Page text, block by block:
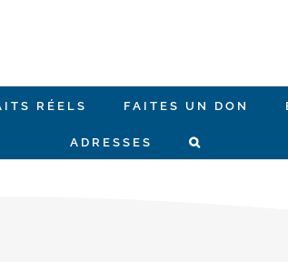
RÉELS FAITES UN DON
ADRESSES